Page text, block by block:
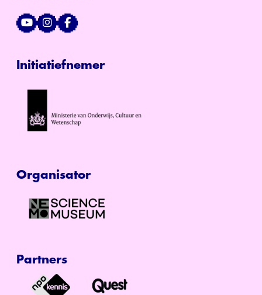
Initiatiefnemer
Organisator
Partners